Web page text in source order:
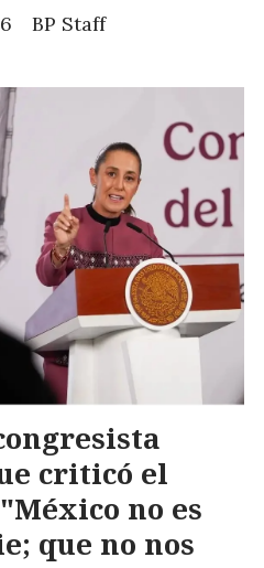
BP Staff
criticó el
no es
que no nos